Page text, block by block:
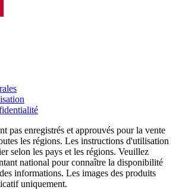
pas enregistrés et approuvés pour la vente
les régions. Les instructions d'utilisation
selon les pays et les régions. Veuillez
national pour connaître la disponibilité
informations. Les images des produits
uniquement.